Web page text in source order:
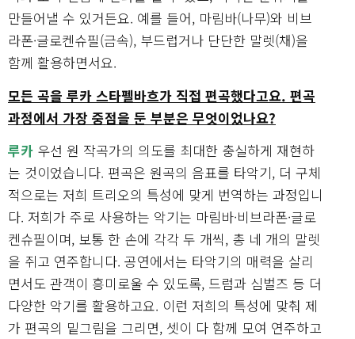
만들어낼 수 있거든요. 예를 들어, 마림바(나무)와 비브
라폰·글로켄슈필(금속), 부드럽거나 단단한 말렛(채)을
함께 활용하면서요.
모든 곡을 루카 스타펠바흐가 직접 편곡했다고요. 편곡
과정에서 가장 중점을 둔 부분은 무엇이었나요?
루카 우선 원 작곡가의 의도를 최대한 충실하게 재현하
는 것이었습니다. 편곡은 원곡의 음표를 타악기, 더 구체
적으로는 저희 트리오의 특성에 맞게 번역하는 과정입니
다. 저희가 주로 사용하는 악기는 마림바·비브라폰·글로
켄슈필이며, 보통 한 손에 각각 두 개씩, 총 네 개의 말렛
을 쥐고 연주합니다. 공연에서는 타악기의 매력을 살리
면서도 관객이 흥미로울 수 있도록, 드럼과 심벌즈 등 더
다양한 악기를 활용하고요. 이런 저희의 특성에 맞춰 제
가 편곡의 밑그림을 그리면, 셋이 다 함께 모여 연주하고